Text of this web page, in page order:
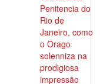
Penitencia do
Rio de
Janeiro, como
o Orago
solenniza na
prodigiosa
impressão